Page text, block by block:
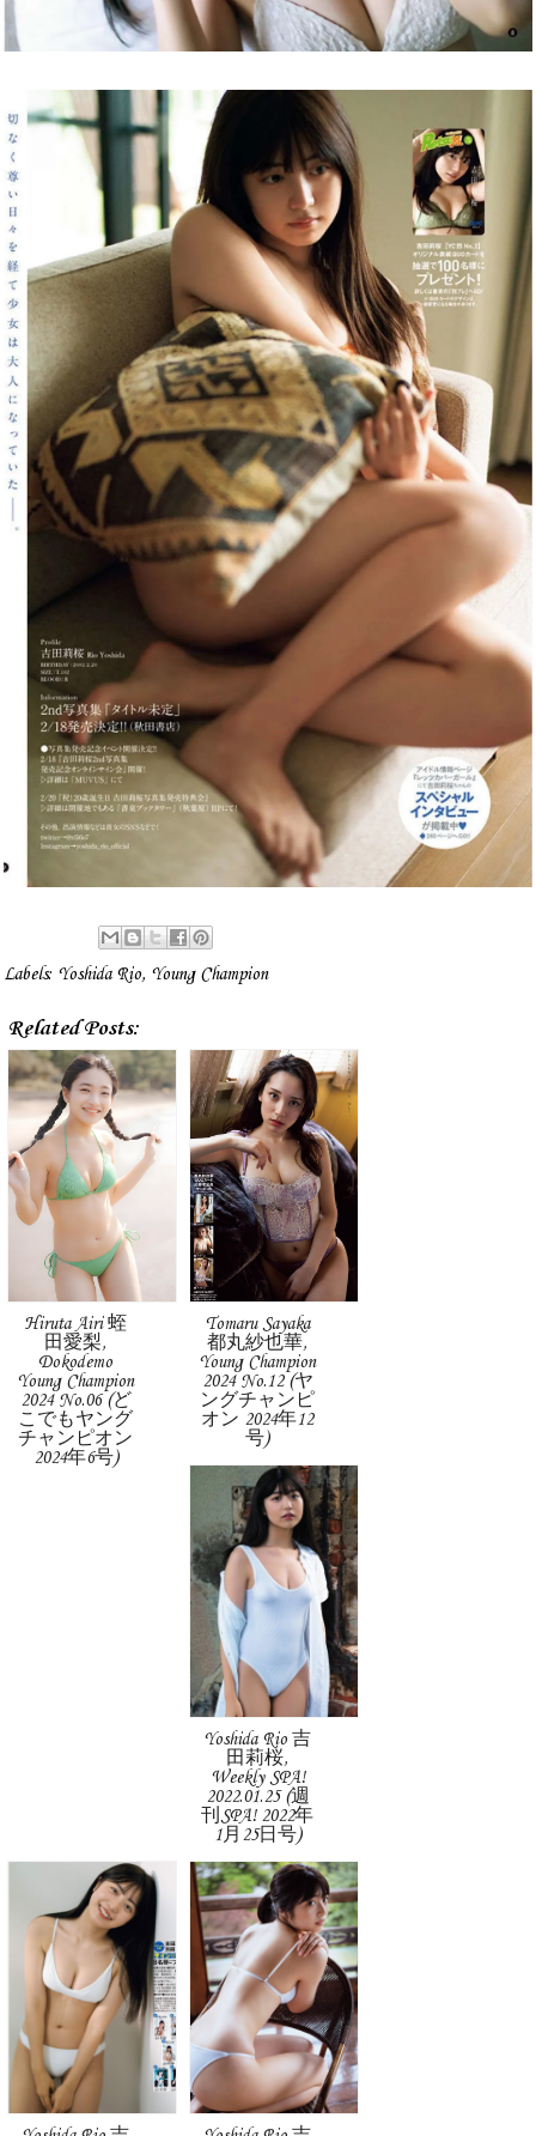
Labels: Yoshida Rio, Young Champion
Related Posts:
Hiruta Airi 蛭
田愛梨,
Dokodemo
Young Champion
2024 No.06 (ど
こでもヤング
チャンピオン
2024年6号)
Tomaru Sayaka
都丸紗也華,
Young Champion
2024 No.12 (ヤ
ングチャンピ
オン 2024年12
号)
Yoshida Rio 吉
田莉桜,
Weekly SPA!
2022.01.25 (週
刊SPA! 2022年
1月25日号)